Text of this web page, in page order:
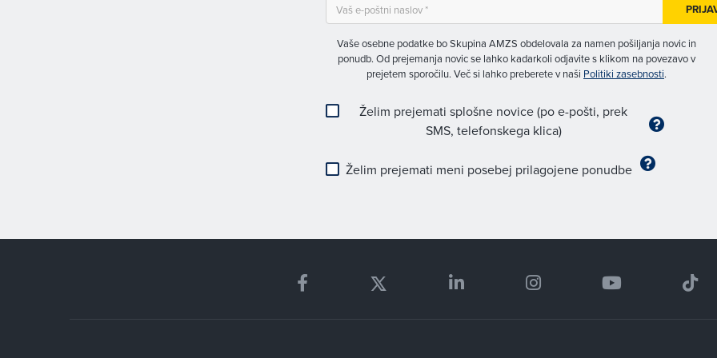
Vaše osebne podatke bo Skupina AMZS obdelovala za namen pošiljanja novic in
ponudb. Od prejemanja novic se lahko kadarkoli odjavite s klikom na povezavo v
prejetem sporočilu. Več si lahko preberete v naši Politiki zasebnosti.
Želim prejemati splošne novice (po e-pošti, prek
SMS, telefonskega klica)
Želim prejemati meni posebej prilagojene ponudbe